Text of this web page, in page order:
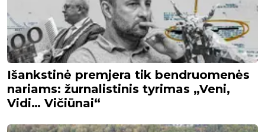
Išankstinė premjera tik bendruomenės
nariams: žurnalistinis tyrimas „Veni,
Vidi… Vičiūnai“